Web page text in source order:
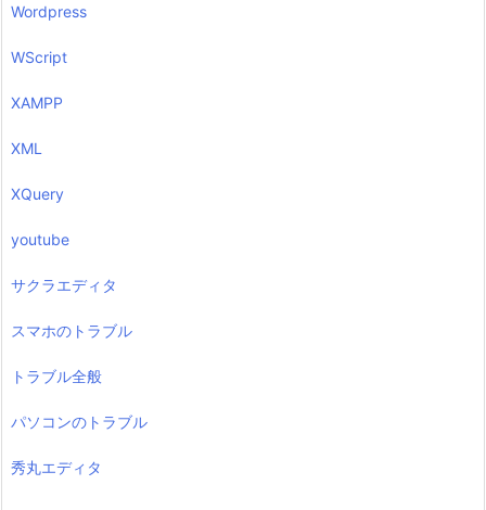
Wordpress
WScript
XAMPP
XML
XQuery
youtube
サクラエディタ
スマホのトラブル
トラブル全般
パソコンのトラブル
秀丸エディタ